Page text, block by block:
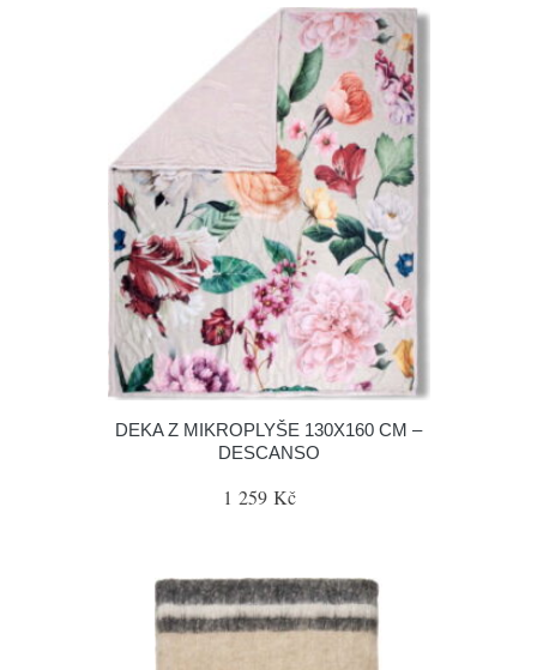
DEKA Z MIKROPLYŠE 130X160 CM –
DESCANSO
1 259 Kč